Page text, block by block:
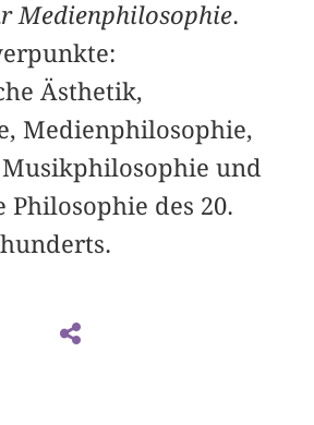
Medienphilosophie.
Ästhetik,
Medienphilosophie,
und
des 20.